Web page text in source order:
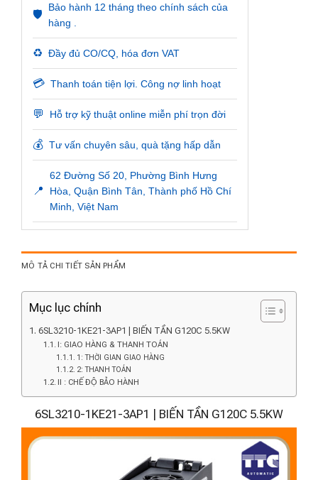
🛡️
Bảo hành 12 tháng theo chính sách của
hàng .
♻️ Đầy đủ CO/CQ, hóa đơn VAT
💳 Thanh toán tiện lợi. Công nợ linh hoạt
💬 Hỗ trợ kỹ thuật online miễn phí trọn đời
💰 Tư vấn chuyên sâu, quà tặng hấp dẫn
📍
62 Đường Số 20, Phường Bình Hưng
Hòa, Quận Bình Tân, Thành phố Hồ Chí
Minh, Việt Nam
MÔ TẢ CHI TIẾT SẢN PHẨM
Mục lục chính
6SL3210-1KE21-3AP1 | BIẾN TẦN G120C 5.5KW
I: GIAO HÀNG & THANH TOÁN
1: THỜI GIAN GIAO HÀNG
2: THANH TOÁN
II : CHẾ ĐỘ BẢO HÀNH
6SL3210-1KE21-3AP1 | BIẾN TẦN G120C 5.5KW